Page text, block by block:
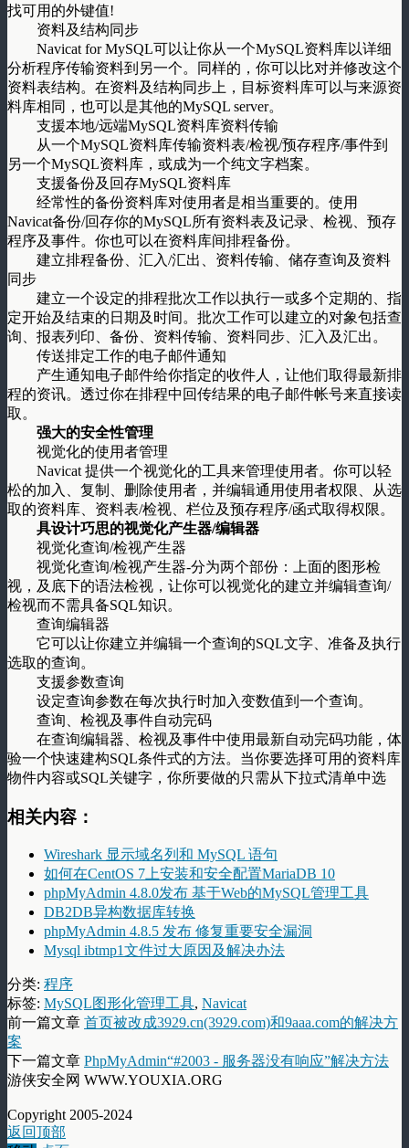
找可用的外键值!
资料及结构同步
Navicat for MySQL可以让你从一个MySQL资料库以详细
分析程序传输资料到另一个。同样的，你可以比对并修改这个
资料表结构。在资料及结构同步上，目标资料库可以与来源资
料库相同，也可以是其他的MySQL server。
支援本地/远端MySQL资料库资料传输
从一个MySQL资料库传输资料表/检视/预存程序/事件到
另一个MySQL资料库，或成为一个纯文字档案。
支援备份及回存MySQL资料库
经常性的备份资料库对使用者是相当重要的。使用
Navicat备份/回存你的MySQL所有资料表及记录、检视、预存
程序及事件。你也可以在资料库间排程备份。
建立排程备份、汇入/汇出、资料传输、储存查询及资料
同步
建立一个设定的排程批次工作以执行一或多个定期的、指
定开始及结束的日期及时间。批次工作可以建立的对象包括查
询、报表列印、备份、资料传输、资料同步、汇入及汇出。
传送排定工作的电子邮件通知
产生通知电子邮件给你指定的收件人，让他们取得最新排
程的资讯。透过你在排程中回传结果的电子邮件帐号来直接读
取。
强大的安全性管理
视觉化的使用者管理
Navicat 提供一个视觉化的工具来管理使用者。你可以轻
松的加入、复制、删除使用者，并编辑通用使用者权限、从选
取的资料库、资料表/检视、栏位及预存程序/函式取得权限。
具设计巧思的视觉化产生器/编辑器
视觉化查询/检视产生器
视觉化查询/检视产生器-分为两个部份：上面的图形检
视，及底下的语法检视，让你可以视觉化的建立并编辑查询/
检视而不需具备SQL知识。
查询编辑器
它可以让你建立并编辑一个查询的SQL文字、准备及执行
选取的查询。
支援参数查询
设定查询参数在每次执行时加入变数值到一个查询。
查询、检视及事件自动完码
在查询编辑器、检视及事件中使用最新自动完码功能，体
验一个快速建构SQL条件式的方法。当你要选择可用的资料库
物件内容或SQL关键字，你所要做的只需从下拉式清单中选
相关内容：
Wireshark 显示域名列和 MySQL 语句
如何在CentOS 7上安装和安全配置MariaDB 10
phpMyAdmin 4.8.0发布 基于Web的MySQL管理工具
DB2DB异构数据库转换
phpMyAdmin 4.8.5 发布 修复重要安全漏洞
Mysql ibtmp1文件过大原因及解决办法
分类: 程序
标签: MySQL图形化管理工具, Navicat
前一篇文章 首页被改成3929.cn(3929.com)和9aaa.com的解决方
案
下一篇文章 PhpMyAdmin“#2003 - 服务器没有响应”解决方法
游侠安全网 WWW.YOUXIA.ORG
Copyright 2005-2024
返回顶部